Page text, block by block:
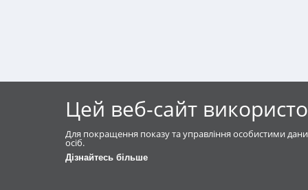
Цей веб-сайт
Для покращення показу та управління особистими
осіб.
Дізнайтесь більше